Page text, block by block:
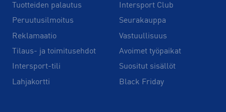
Tuotteiden palautus
Peruutusilmoitus
Reklamaatio
Tilaus- ja toimitusehdot
Intersport-tili
Lahjakortti
Intersport Club
Seurakauppa
Vastuullisuus
Avoimet työpaikat
Suositut sisällöt
Black Friday